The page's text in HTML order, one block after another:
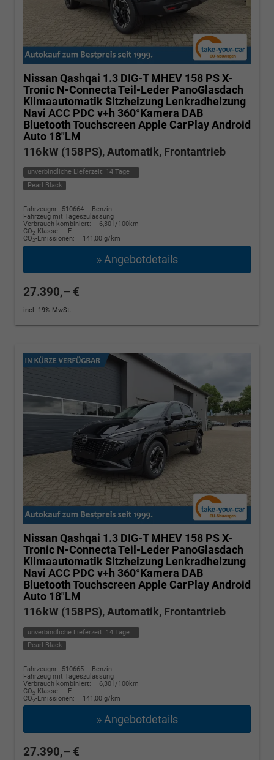
Nissan Qashqai 1.3 DIG-T MHEV 158 PS X-
Tronic N-Connecta Teil-Leder PanoGlasdach
Klimaautomatik Sitzheizung Lenkradheizung
Navi ACC PDC v+h 360°Kamera DAB
Bluetooth Touchscreen Apple CarPlay Android
Auto 18"LM
116 kW (158 PS), Automatik, Frontantrieb
unverbindliche Lieferzeit: 14 Tage
Pearl Black
Fahrzeugnr.: 510664
Benzin
Fahrzeug mit Tageszulassung
Verbrauch kombiniert:
6,30 l/100km
CO2-Klasse:
E
CO2-Emissionen: 141,00 g/km
» Angebotdetails
27.390,– €
incl. 19% MwSt.
Nissan Qashqai 1.3 DIG-T MHEV 158 PS X-
Tronic N-Connecta Teil-Leder PanoGlasdach
Klimaautomatik Sitzheizung Lenkradheizung
Navi ACC PDC v+h 360°Kamera DAB
Bluetooth Touchscreen Apple CarPlay Android
Auto 18"LM
116 kW (158 PS), Automatik, Frontantrieb
unverbindliche Lieferzeit: 14 Tage
Pearl Black
Fahrzeugnr.: 510665
Benzin
Fahrzeug mit Tageszulassung
Verbrauch kombiniert:
6,30 l/100km
CO2-Klasse:
E
CO2-Emissionen: 141,00 g/km
» Angebotdetails
27.390,– €